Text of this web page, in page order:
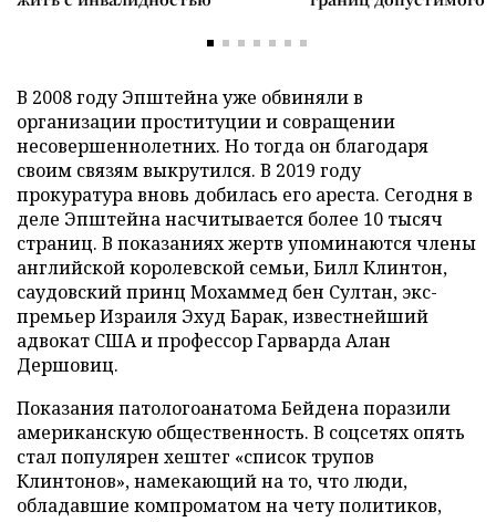
В 2008 году Эпштейна уже обвиняли в
организации проституции и совращении
несовершеннолетних. Но тогда он благодаря
своим связям выкрутился. В 2019 году
прокуратура вновь добилась его ареста. Сегодня в
деле Эпштейна насчитывается более 10 тысяч
страниц. В показаниях жертв упоминаются члены
английской королевской семьи, Билл Клинтон,
саудовский принц Мохаммед бен Султан, экс-
премьер Израиля Эхуд Барак, известнейший
адвокат США и профессор Гарварда Алан
Дершовиц.
Показания патологоанатома Бейдена поразили
американскую общественность. В соцсетях опять
стал популярен хештег «список трупов
Клинтонов», намекающий на то, что люди,
обладавшие компроматом на чету политиков,